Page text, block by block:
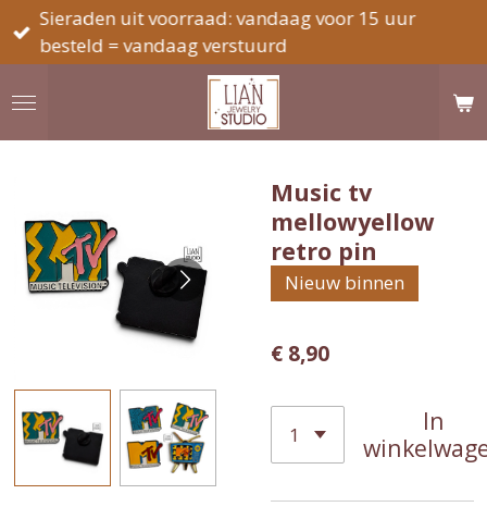
Ga
direct
de
Sieraden uit voorraad: vandaag voor 15 uur
besteld = vandaag verstuurd
Music tv
mellowyellow
retro pin
Nieuw binnen
€ 8,90
In